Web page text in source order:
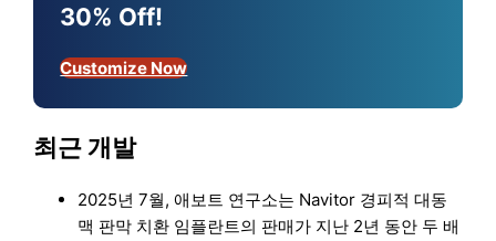
30% Off!
Customize Now
최근 개발
2025년 7월, 애보트 연구소는 Navitor 경피적 대동
맥 판막 치환 임플란트의 판매가 지난 2년 동안 두 배